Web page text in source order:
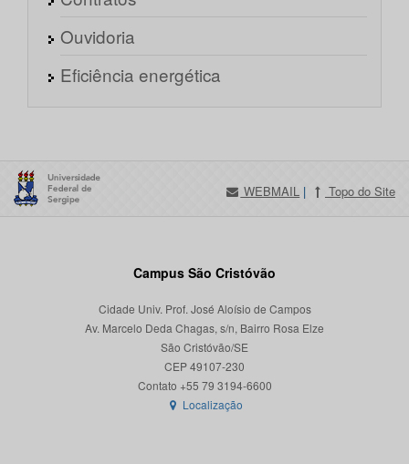
Ouvidoria
Eficiência energética
WEBMAIL | Topo do Site
Campus São Cristóvão
Cidade Univ. Prof. José Aloísio de Campos
Av. Marcelo Deda Chagas, s/n, Bairro Rosa Elze
São Cristóvão/SE
CEP 49107-230
Localização